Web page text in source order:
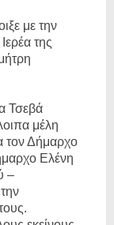
με την
της
Τσεβά
μέλη
τον Δήμαρχο
Ελένη
–